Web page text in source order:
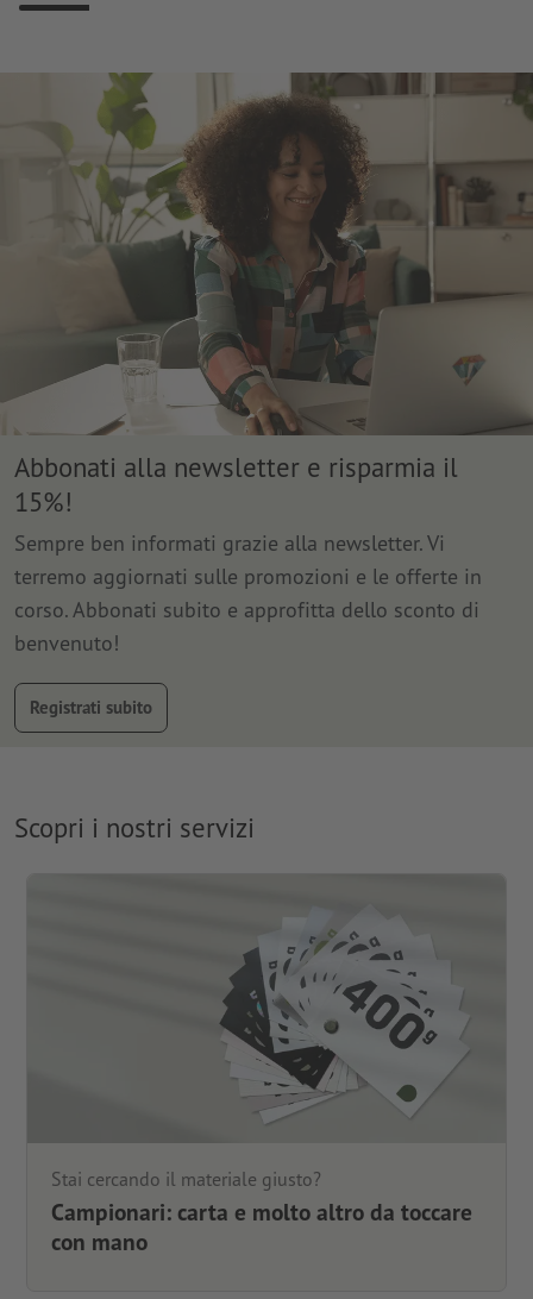
Abbonati alla newsletter e risparmia il
15%!
Sempre ben informati grazie alla newsletter. Vi
terremo aggiornati sulle promozioni e le offerte in
corso. Abbonati subito e approfitta dello sconto di
benvenuto!
Registrati subito
Scopri i nostri servizi
Stai cercando il materiale giusto?
Campionari: carta e molto altro da toccare
con mano